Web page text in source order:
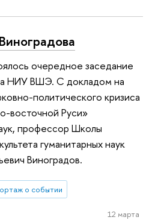
очередное заседание
НИУ ВШЭ. С докладом на
политического кризиса
восточной Руси»
профессор Школы
гуманитарных наук
Виноградов.
о событии
12 марта